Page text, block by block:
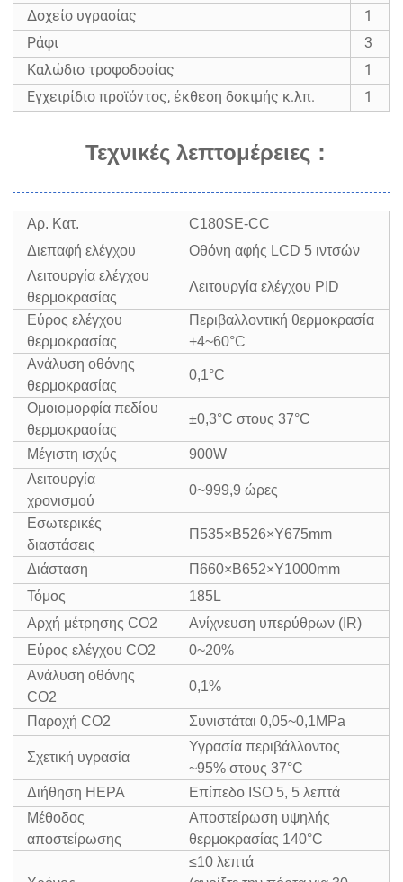
Δοχείο υγρασίας
1
Ράφι
3
Καλώδιο τροφοδοσίας
1
Εγχειρίδιο προϊόντος, έκθεση δοκιμής κ.λπ.
1
Τεχνικές λεπτομέρειες ：
Αρ. Κατ.
C180SE-CC
Διεπαφή ελέγχου
Οθόνη αφής LCD 5 ιντσών
Λειτουργία ελέγχου
θερμοκρασίας
Λειτουργία ελέγχου PID
Εύρος ελέγχου
θερμοκρασίας
Περιβαλλοντική θερμοκρασία
+4~60°C
Ανάλυση οθόνης
θερμοκρασίας
0,1°C
Ομοιομορφία πεδίου
θερμοκρασίας
±0,3°C στους 37°C
Μέγιστη ισχύς
900W
Λειτουργία
χρονισμού
0~999,9 ώρες
Εσωτερικές
διαστάσεις
Π535×Β526×Υ675mm
Διάσταση
Π660×Β652×Υ1000mm
Τόμος
185L
Αρχή μέτρησης CO2
Ανίχνευση υπερύθρων (IR)
Εύρος ελέγχου CO2
0~20%
Ανάλυση οθόνης
CO2
0,1%
Παροχή CO2 Συνιστάται 0,05~0,1MPa
Σχετική υγρασία
Υγρασία περιβάλλοντος
~95% στους 37°C
Διήθηση HEPA
Επίπεδο ISO 5, 5 λεπτά
Μέθοδος
αποστείρωσης
Αποστείρωση υψηλής
θερμοκρασίας 140°C
≤10 λεπτά